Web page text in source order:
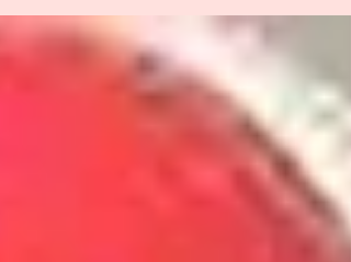
加注意！ 举例来说，当摄取过多的蛋白质时会
成肾脏的负担，缺乏的话又会造成体力下降，
人容易生病...